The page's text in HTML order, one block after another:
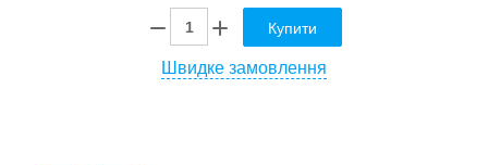
Купити
Швидке замовлення